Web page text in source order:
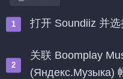
打开 Soundiiz 并选
关联 Boomplay
(Яндекс.Музыка)